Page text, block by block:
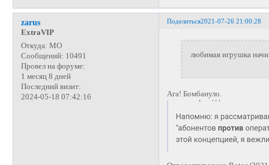
Поделиться2021-07-26 21:00:28
zarus
ExtraVIP
Откуда: МО
Сообщений: 10491
Провел на форуме:
1 месяц 8 дней
Последний визит:
2024-05-18 07:42:16
любимая игрушка
Ага! Бомбануло.